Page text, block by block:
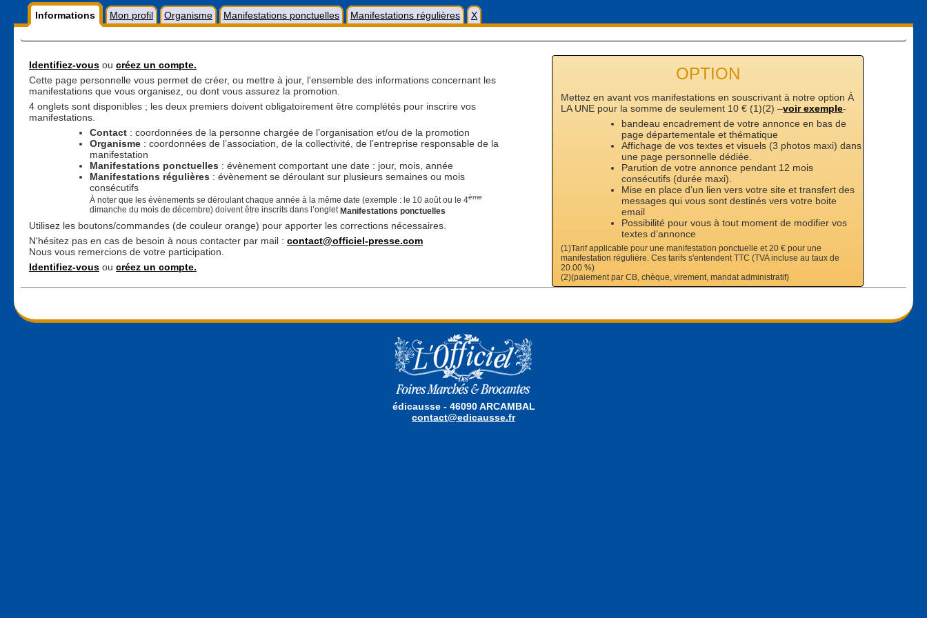
Informations Mon profil Organisme Manifestations ponctuelles Manifestations régulières X
Identifiez-vous ou créez un compte.
Cette page personnelle vous permet de créer, ou mettre à jour, l'ensemble des informations concernant les
manifestations que vous organisez, ou dont vous assurez la promotion.
4 onglets sont disponibles ; les deux premiers doivent obligatoirement être complétés pour inscrire vos
manifestations.
Contact : coordonnées de la personne chargée de l’organisation et/ou de la promotion
Organisme : coordonnées de l’association, de la collectivité, de l’entreprise responsable de la
manifestation
Manifestations ponctuelles : évènement comportant une date : jour, mois, année
Manifestations régulières : évènement se déroulant sur plusieurs semaines ou mois
consécutifs
À noter que les évènements se déroulant chaque année à la même date (exemple : le 10 août ou le 4ème
dimanche du mois de décembre) doivent être inscrits dans l’onglet Manifestations ponctuelles
Utilisez les boutons/commandes (de couleur orange) pour apporter les corrections nécessaires.
N'hésitez pas en cas de besoin à nous contacter par mail : contact@officiel-presse.com
Nous vous remercions de votre participation.
Identifiez-vous ou créez un compte.
OPTION
Mettez en avant vos manifestations en souscrivant à notre option À
LA UNE pour la somme de seulement 10 € (1)(2) –voir exemple-
bandeau encadrement de votre annonce en bas de
page départementale et thématique
Affichage de vos textes et visuels (3 photos maxi) dans
une page personnelle dédiée.
Parution de votre annonce pendant 12 mois
consécutifs (durée maxi).
Mise en place d’un lien vers votre site et transfert des
messages qui vous sont destinés vers votre boite
email
Possibilité pour vous à tout moment de modifier vos
textes d’annonce
(1)Tarif applicable pour une manifestation ponctuelle et 20 € pour une
manifestation régulière. Ces tarifs s'entendent TTC (TVA incluse au taux de
20.00 %)
(2)(paiement par CB, chèque, virement, mandat administratif)
édicausse - 46090 ARCAMBAL
contact@edicausse.fr